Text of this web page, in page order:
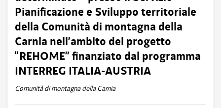
Pianificazione e Sviluppo territoriale
della Comunità di montagna della
Carnia nell’ambito del progetto
“REHOME” finanziato dal programma
INTERREG ITALIA-AUSTRIA
Comunità di montagna della Carnia